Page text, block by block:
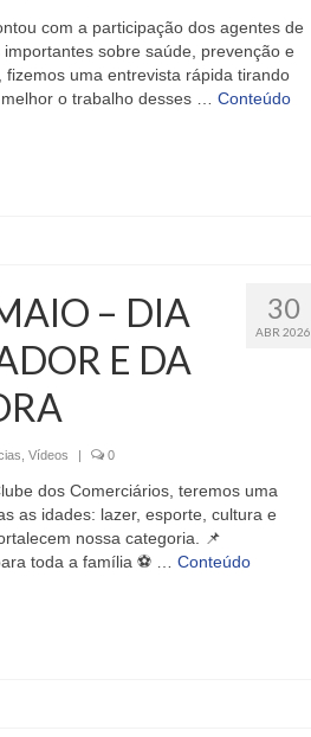
com a participação dos agentes de
sobre saúde, prevenção e
uma entrevista rápida tirando
o trabalho desses … Conteúdo
30
ABR 2026
– DIA
E DA
Vídeos | 0
dos Comerciários, teremos uma
as idades: lazer, esporte, cultura e
nossa categoria. 📌
toda a família ⚽️ … Conteúdo